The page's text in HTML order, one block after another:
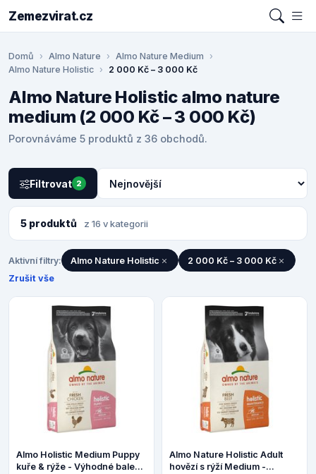
Zemezvirat.cz
Domů Almo Nature
Almo Nature Medium
Almo Nature Holistic
2 000 Kč – 3 000 Kč
Almo Nature Holistic almo nature
medium (2 000 Kč – 3 000 Kč)
Porovnáváme 5 produktů z 36 obchodů.
Filtrovat 2
5 produktů z 16 v kategorii
Aktivní filtry: Almo Nature Holistic
2 000 Kč – 3 000 Kč
Zrušit vše
Almo Holistic Medium Puppy
kuře & rýže - Výhodné balení:
Almo Nature Holistic Adult
hovězí s rýží Medium -